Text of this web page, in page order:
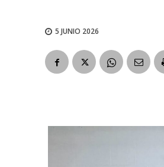
5 JUNIO 2026